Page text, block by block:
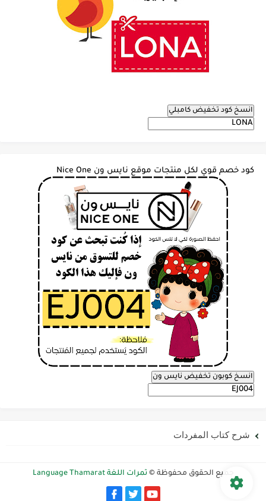
انسخ كود تخفيض كامبلي
كود خصم قوي لكل منتجات موقع نايس ون Nice One
انسخ كوبون تخفيض نايس ون
شرح كتاب المفردات
جميع الحقوق محفوظة © ثمرات اللغة Language Thamarat